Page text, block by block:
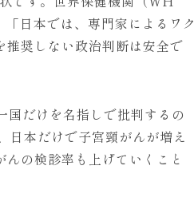
日本では、専門家によるワク
奨しない政治判断は安全で
だけを名指しで批判するの
日本だけで子宮頸がんが増え
の検診率も上げていくこと